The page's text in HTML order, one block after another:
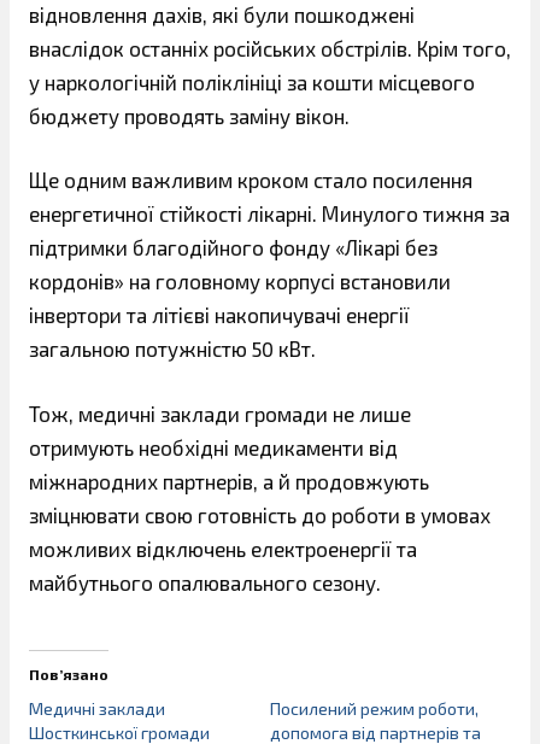
відновлення дахів, які були пошкоджені
внаслідок останніх російських обстрілів. Крім того,
у наркологічній поліклініці за кошти місцевого
бюджету проводять заміну вікон.
Ще одним важливим кроком стало посилення
енергетичної стійкості лікарні. Минулого тижня за
підтримки благодійного фонду «Лікарі без
кордонів» на головному корпусі встановили
інвертори та літієві накопичувачі енергії
загальною потужністю 50 кВт.
Тож, медичні заклади громади не лише
отримують необхідні медикаменти від
міжнародних партнерів, а й продовжують
зміцнювати свою готовність до роботи в умовах
можливих відключень електроенергії та
майбутнього опалювального сезону.
Пов’язано
Медичні заклади
Шосткинської громади
Посилений режим роботи,
допомога від партнерів та